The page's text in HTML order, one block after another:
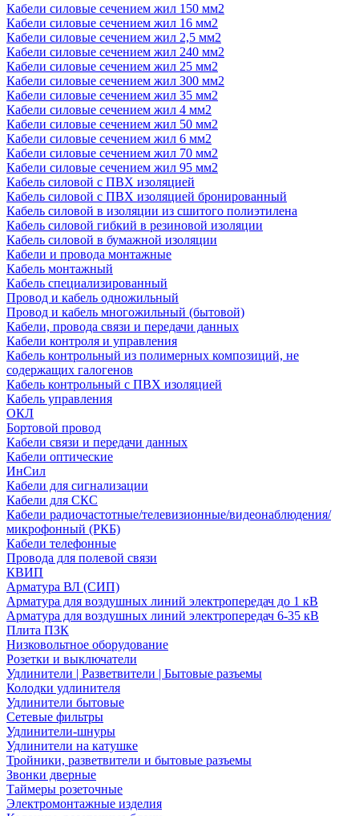
Кабели силовые сечением жил 150 мм2
Кабели силовые сечением жил 16 мм2
Кабели силовые сечением жил 2,5 мм2
Кабели силовые сечением жил 240 мм2
Кабели силовые сечением жил 25 мм2
Кабели силовые сечением жил 300 мм2
Кабели силовые сечением жил 35 мм2
Кабели силовые сечением жил 4 мм2
Кабели силовые сечением жил 50 мм2
Кабели силовые сечением жил 6 мм2
Кабели силовые сечением жил 70 мм2
Кабели силовые сечением жил 95 мм2
Кабель силовой с ПВХ изоляцией
Кабель силовой с ПВХ изоляцией бронированный
Кабель силовой в изоляции из сшитого полиэтилена
Кабель силовой гибкий в резиновой изоляции
Кабель силовой в бумажной изоляции
Кабели и провода монтажные
Кабель монтажный
Кабель специализированный
Провод и кабель одножильный
Провод и кабель многожильный (бытовой)
Кабели, провода связи и передачи данных
Кабели контроля и управления
Кабель контрольный из полимерных композиций, не
содержащих галогенов
Кабель контрольный с ПВХ изоляцией
Кабель управления
ОКЛ
Бортовой провод
Кабели связи и передачи данных
Кабели оптические
ИнСил
Кабели для сигнализации
Кабели для СКС
Кабели радиочастотные/телевизионные/видеонаблюдения/
микрофонный (РКБ)
Кабели телефонные
Провода для полевой связи
КВИП
Арматура ВЛ (СИП)
Арматура для воздушных линий электропередач до 1 кВ
Арматура для воздушных линий электропередач 6-35 кВ
Плита ПЗК
Низковольтное оборудование
Розетки и выключатели
Удлинители | Разветвители | Бытовые разъемы
Колодки удлинителя
Удлинители бытовые
Сетевые фильтры
Удлинители-шнуры
Удлинители на катушке
Тройники, разветвители и бытовые разъемы
Звонки дверные
Таймеры розеточные
Электромонтажные изделия